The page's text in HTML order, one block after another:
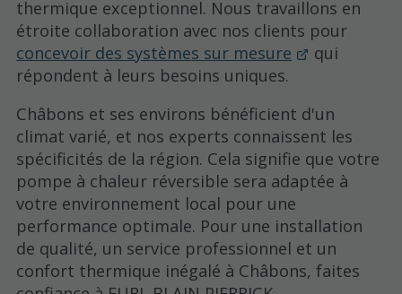
thermique exceptionnel. Nous travaillons en
étroite collaboration avec nos clients pour
concevoir des systèmes sur mesure
qui
répondent à leurs besoins uniques.
Châbons et ses environs bénéficient d'un
climat varié, et nos experts connaissent les
spécificités de la région. Cela signifie que votre
pompe à chaleur réversible sera adaptée à
votre environnement local pour une
performance optimale. Pour une installation
de qualité, un service professionnel et un
confort thermique inégalé à Châbons, faites